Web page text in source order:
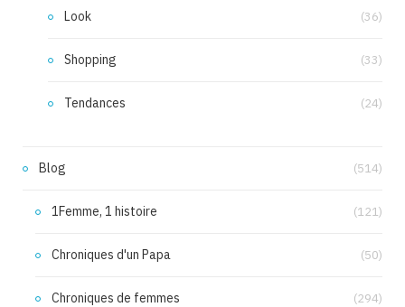
Look (36)
Shopping (33)
Tendances (24)
Blog (514)
1Femme, 1 histoire (121)
Chroniques d'un Papa (50)
Chroniques de femmes (294)